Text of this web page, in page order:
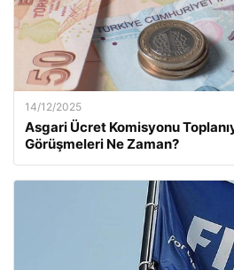
14/12/2025
Asgari Ücret Komisyonu
Görüşmeleri Ne Zaman?